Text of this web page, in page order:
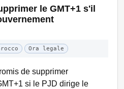
le GMT+1 s'il
Ora legale
de supprimer
si le PJD dirige le